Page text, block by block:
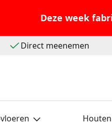
Deze week
Direct meenemen
vloeren